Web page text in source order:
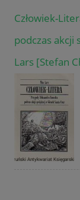
Człowiek-
podczas akcji
Lars [Stefan